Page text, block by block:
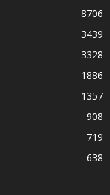
8706
3439
3328
1886
1357
908
719
638